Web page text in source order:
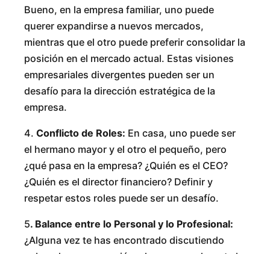
Bueno, en la empresa familiar, uno puede
querer expandirse a nuevos mercados,
mientras que el otro puede preferir consolidar la
posición en el mercado actual. Estas visiones
empresariales divergentes pueden ser un
desafío para la dirección estratégica de la
empresa.
4.Conflicto de Roles: En casa, uno puede ser
el hermano mayor y el otro el pequeño, pero
¿qué pasa en la empresa? ¿Quién es el CEO?
¿Quién es el director financiero? Definir y
respetar estos roles puede ser un desafío.
5. Balance entre lo Personal y lo Profesional:
¿Alguna vez te has encontrado discutiendo